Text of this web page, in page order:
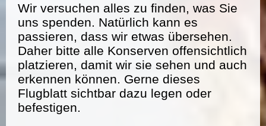
Wir versuchen alles zu finden, was Sie
uns spenden. Natürlich kann es
passieren, dass wir etwas übersehen.
Daher bitte alle Konserven offensichtlich
platzieren, damit wir sie sehen und auch
erkennen können. Gerne dieses
Flugblatt sichtbar dazu legen oder
befestigen.